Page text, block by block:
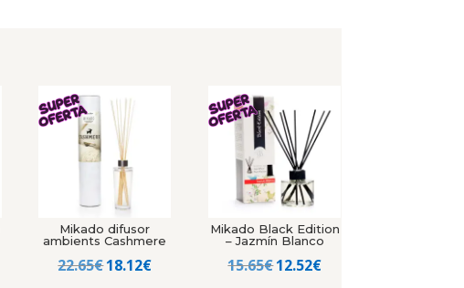
Mikado difusor
ambients Cashmere
22.65€El
18.12€El
Mikado Black Edition
– Jazmín Blanco
15.65€El
12.52€El